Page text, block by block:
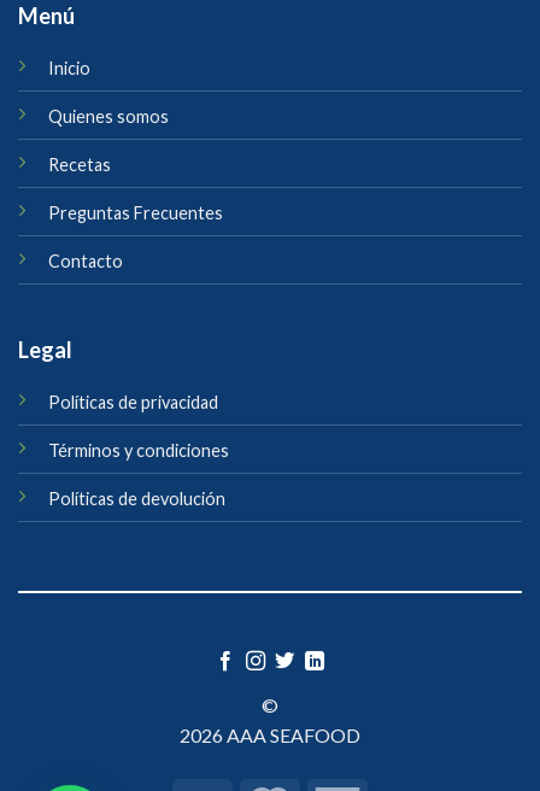
Menú
Inicio
Quienes somos
Recetas
Preguntas Frecuentes
Contacto
Legal
Políticas de privacidad
Términos y condiciones
Políticas de devolución
©
2026 AAA SEAFOOD